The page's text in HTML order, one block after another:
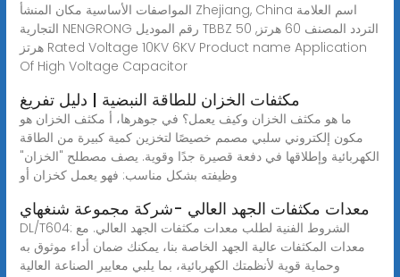
المواصفات الأساسية مكان المنشأ Zhejiang, China اسم العلامة
التجارية NENGRONG رقم الموديل TBBZ التردد المصنف 60 هرتز, 50
هرتز Rated Voltage 10KV 6KV Product name Application
Of High Voltage Capacitor
مكثفات الخزان للطاقة النبضية | دليل تفريغ
ما هو مكثف الخزان وكيف يعمل؟ في جوهرها، أ مكثف الخزان هو
مكون إلكتروني سلبي مصمم خصيصًا لتخزين كمية كبيرة من الطاقة
الكهربائية وإطلاقها في دفعة قصيرة جدًا وقوية. يصف مصطلح "الخزان"
وظيفته بشكل مناسب: فهو يعمل كخزان أو
معدات مكثفات الجهد العالي -شركة مجموعة شنغهاي
DL/T604: الشروط الفنية لطلب معدات مكثفات الجهد العالي. مع
معدات المكثفات عالية الجهد الخاصة بنا، يمكنك ضمان أداء موثوق به
وحماية قوية لأنظمتك الكهربائية، بما يلبي معايير الصناعة العالية